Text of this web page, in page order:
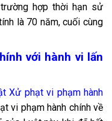
hợp thời hạn sử
là 70 năm, cuối cùng
với hành vi lấn
Xử phạt vi phạm hành
vi phạm hành chính về